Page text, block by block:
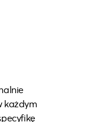
każdym